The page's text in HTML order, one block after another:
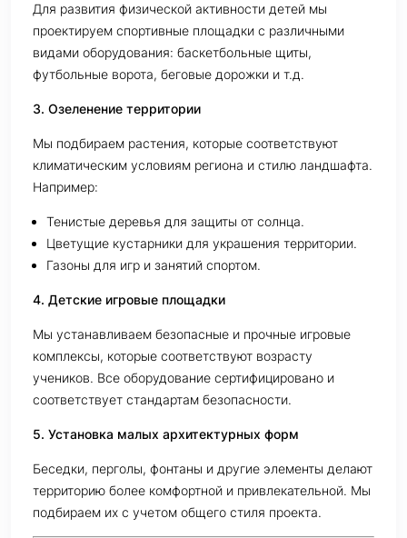
Для развития физической активности детей мы
проектируем спортивные площадки с различными
видами оборудования: баскетбольные щиты,
футбольные ворота, беговые дорожки и т.д.
3. Озеленение территории
Мы подбираем растения, которые соответствуют
климатическим условиям региона и стилю ландшафта.
Например:
Тенистые деревья для защиты от солнца.
Цветущие кустарники для украшения территории.
Газоны для игр и занятий спортом.
4. Детские игровые площадки
Мы устанавливаем безопасные и прочные игровые
комплексы, которые соответствуют возрасту
учеников. Все оборудование сертифицировано и
соответствует стандартам безопасности.
5. Установка малых архитектурных форм
Беседки, перголы, фонтаны и другие элементы делают
территорию более комфортной и привлекательной. Мы
подбираем их с учетом общего стиля проекта.